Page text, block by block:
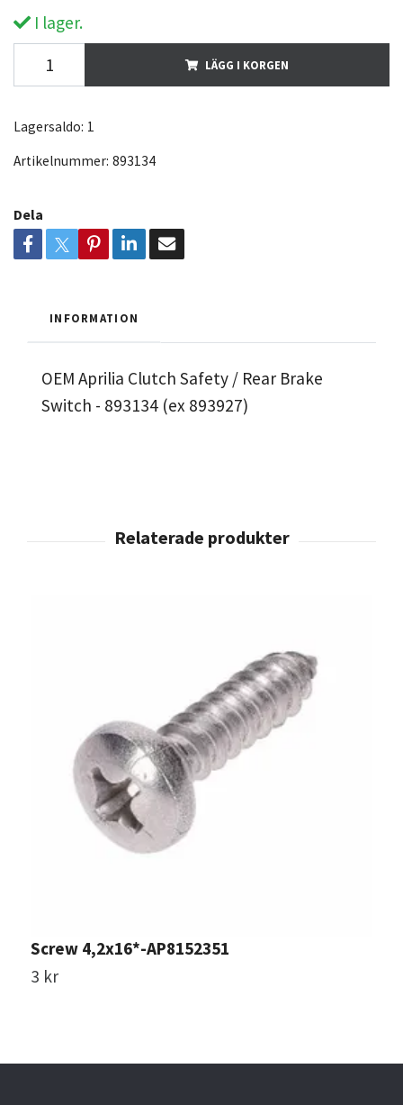
I lager.
LÄGG I KORGEN
Lagersaldo: 1
Artikelnummer: 893134
Dela
INFORMATION
OEM Aprilia Clutch Safety / Rear Brake
Switch - 893134 (ex 893927)
Screw 4,2x16*-AP8152351
3 kr